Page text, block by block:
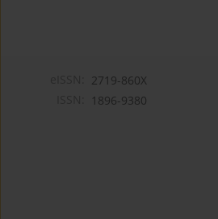
2719-860X
1896-9380